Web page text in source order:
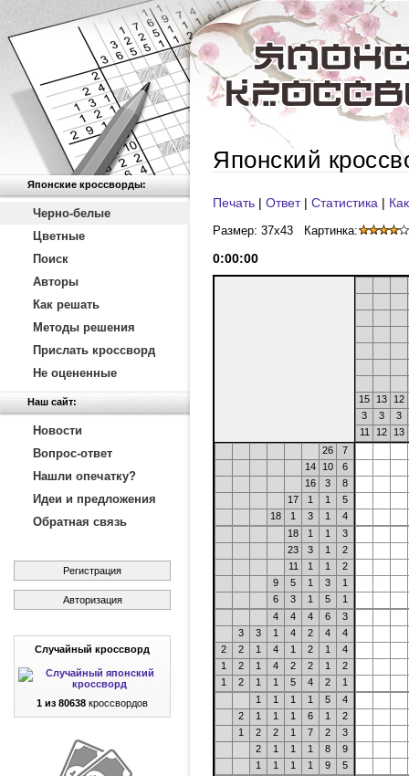
Японские кроссворды:
Черно-белые
Цветные
Поиск
Авторы
Как решать
Методы решения
Прислать кроссворд
Не оцененные
Наш сайт:
Новости
Вопрос-ответ
Нашли опечатку?
Идеи и предложения
Обратная связь
Регистрация
Авторизация
Случайный кроссворд
1 из 80638 кроссвордов
Японский
Печать | Ответ| Статистика |
Размер: 37x43 Картинка:
0:00:00
15 13
12
3
3
3
11
12
13
26
7
14
10
6
16
3
8
17
1 1
5
18
1 3 1
4
18
1 1
3
23
3 1
2
11
1 1
2
9
5 1 3
1
6
3 1 5
1
4
4 4 6
3
3
3 1 4 2 4
4
2
2 1 4 1 2 1
4
1
2 1 4 2 2 1
2
1
2 1 1 5 4 2
1
1
1 1 1 5
4
2
1 1 1 6 1
2
1
2 2 1 7 2
3
2
1 1 1 8
9
1
1 1 1 9
5